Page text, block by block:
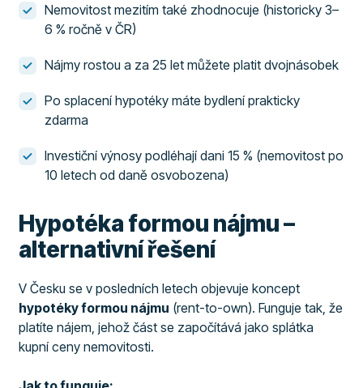
Nemovitost mezitím také zhodnocuje (historicky 3–
6 % ročně v ČR)
Nájmy rostou a za 25 let můžete platit dvojnásobek
Po splacení hypotéky máte bydlení prakticky
zdarma
Investiční výnosy podléhají dani 15 % (nemovitost po
10 letech od daně osvobozena)
Hypotéka formou nájmu –
alternativní řešení
V Česku se v posledních letech objevuje koncept
hypotéky formou nájmu (rent-to-own). Funguje tak, že
platíte nájem, jehož část se započítává jako splátka
kupní ceny nemovitosti.